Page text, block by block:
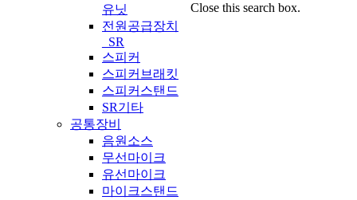
유닛
전원공급장치
_SR
스피커
스피커브래킷
스피커스탠드
SR기타
공통장비
음원소스
무선마이크
유선마이크
마이크스탠드
Close this search box.